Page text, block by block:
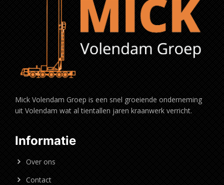
Mick Volendam Groep is een snel groeiende onderneming
uit Volendam wat al tientallen jaren kraanwerk verricht.
Informatie
Over ons
Contact